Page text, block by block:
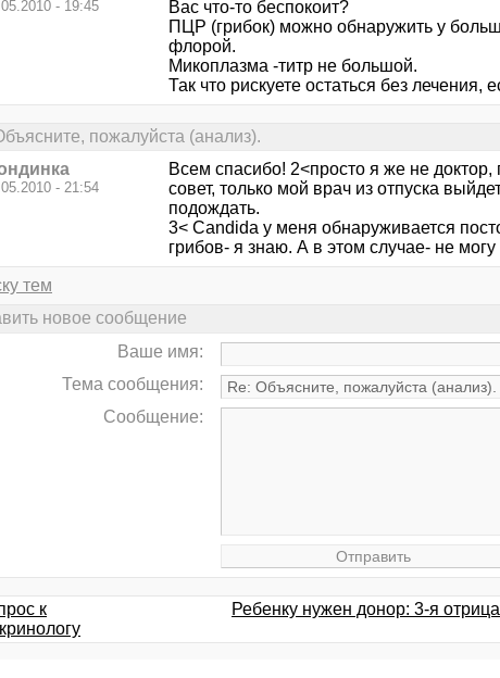
- 19:45
Вас что-то беспокоит?
ПЦР (грибок) можно обнаружить у
флорой.
Микоплазма -титр не большой.
Так что рискуете остаться без лечения,
пожалуйста (анализ).
- 21:54
Всем спасибо! 2<просто я же не доктор,
совет, только мой врач из отпуска
подождать.
3< Candida у меня обнаруживается
грибов- я знаю. А в этом случае- не
тем
новое сообщение
Ваше имя:
Тема сообщения:
Сообщение:
к
Ребенку нужен донор: 3-я